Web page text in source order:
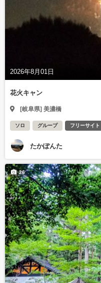
2026年8月01日
花火キャン
[岐阜県] 美濃橋
ソロ グループ フリーサイト
たかぽんた
26